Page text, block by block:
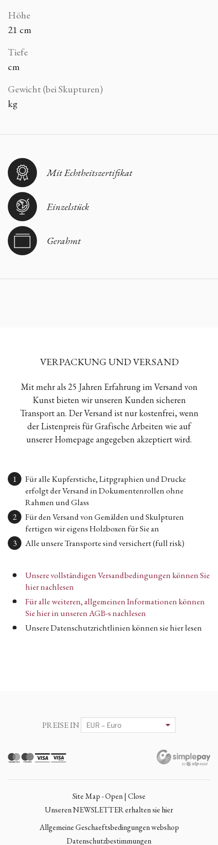
Höhe
21 cm
Tiefe
cm
Gewicht (bei Skupturen)
kg
Mit Echtheitszertifikat
Einzelstück
Gerahmt
VERPACKUNG UND VERSAND
Mit mehr als 25 Jahren Erfahrung im Versand von
Kunst bieten wir unseren Kunden sicheren
Transport an. Der Versand ist nur kostenfrei, wenn
der Listenpreis für Grafische Arbeiten wie auf
unserer Homepage angegeben akzeptiert wird.
Für alle Kupferstiche, Litpgraphien und Drucke
erfolgt der Versand in Dokumentenrollen ohne
Rahmen und Glass
Für den Versand von Gemälden und Skulpturen
fertigen wir eigens Holzboxen für Sie an
Alle unsere Transporte sind versichert (full risk)
Unsere vollständigen Versandbedingungen können Sie
hier nachlesen
Für alle weiteren, allgemeinen Informationen können
Sie hier in unseren AGB-s nachlesen
Unsere Datenschutzrichtlinien können sie hier lesen
PREISE IN
Site Map - Open | Close
Unseren NEWSLETTER erhalten sie hier
Allgemeine Geschaeftsbedingungen webshop
Datenschutzbestimmungen